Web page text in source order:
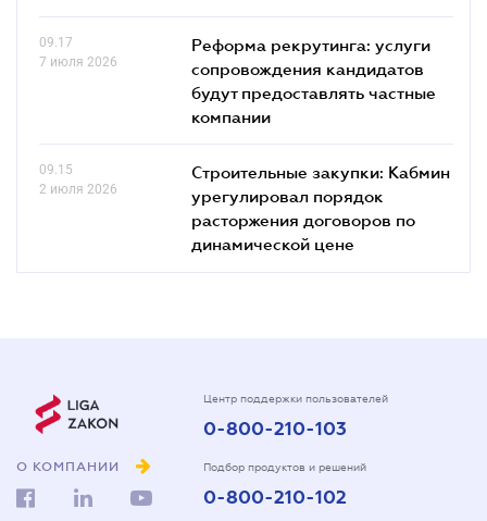
09.17
7 июля 2026
Реформа рекрутинга: услуги
сопровождения кандидатов
будут предоставлять частные
компании
09.15
2 июля 2026
Строительные закупки: Кабмин
урегулировал порядок
расторжения договоров по
динамической цене
О КОМПАНИИ
Центр поддержки пользователей
0-800-210-103
Подбор продуктов и решений
0-800-210-102